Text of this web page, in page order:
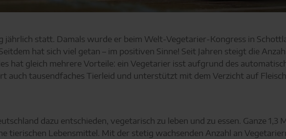
jährlich statt. Damals wurde er beim Welt-Vegetarier-Kongress in
hat sich viel getan – im positiven Sinne! Seit Jahren steigt die
hat gleich mehrere Vorteile: ein Vegetarier isst aufgrund des
auch tausendfaches Tierleid und unterstützt mit dem Verzicht auf
dazu entschieden, vegetarisch zu leben und zu essen. Ganze 1,3
tierischen Lebensmittel. Mit der stetig wachsenden Anzahl an